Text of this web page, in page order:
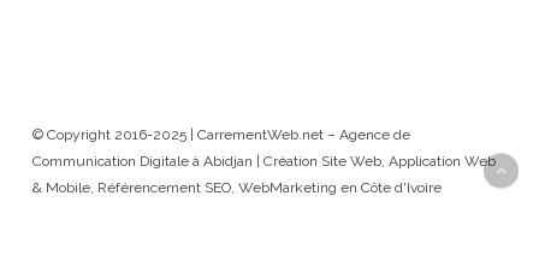
© Copyright 2016-2025 | CarrementWeb.net – Agence de
Communication Digitale à Abidjan | Création Site Web, Application Web
& Mobile, Référencement SEO, WebMarketing en Côte d'Ivoire